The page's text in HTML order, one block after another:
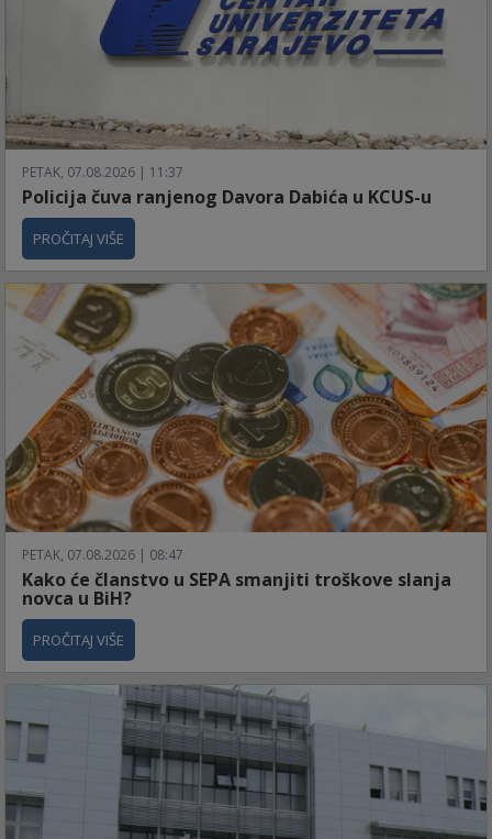
PETAK, 07.08.2026 | 11:37
Policija čuva ranjenog Davora Dabića u KCUS-u
PROČITAJ VIŠE
PETAK, 07.08.2026 | 08:47
Kako će članstvo u SEPA smanjiti troškove slanja
novca u BiH?
PROČITAJ VIŠE